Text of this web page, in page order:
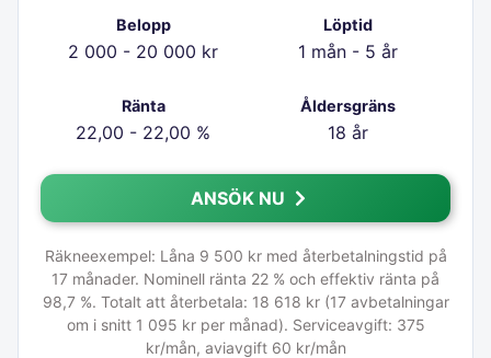
Belopp
2 000 - 20 000 kr
Löptid
1 mån - 5 år
Ränta
22,00 - 22,00 %
Åldersgräns
18 år
ANSÖK NU
Räkneexempel: Låna 9 500 kr med återbetalningstid på
17 månader. Nominell ränta 22 % och effektiv ränta på
98,7 %. Totalt att återbetala: 18 618 kr (17 avbetalningar
om i snitt 1 095 kr per månad). Serviceavgift: 375
kr/mån, aviavgift 60 kr/mån